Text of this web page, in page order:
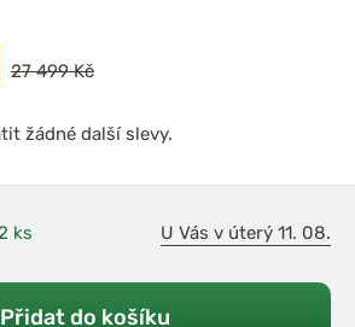
27 499 Kč
žádné další slevy.
ks U Vás v úterý 11. 08.
Přidat do košíku